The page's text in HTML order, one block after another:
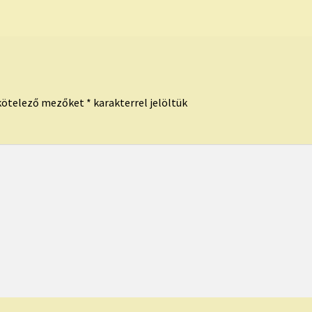
mezőket * karakterrel jelöltük